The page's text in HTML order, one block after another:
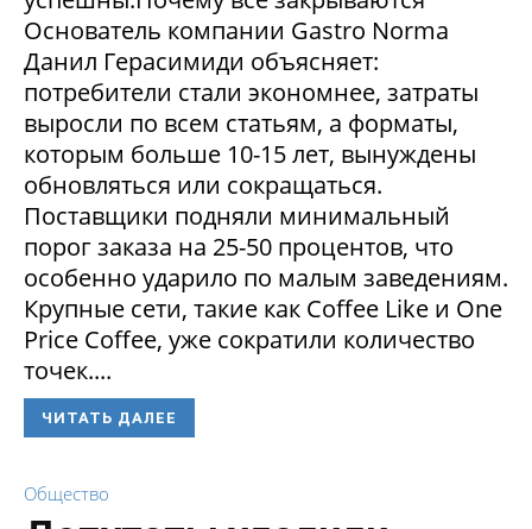
Основатель компании Gastro Norma
Данил Герасимиди объясняет:
потребители стали экономнее, затраты
выросли по всем статьям, а форматы,
которым больше 10-15 лет, вынуждены
обновляться или сокращаться.
Поставщики подняли минимальный
порог заказа на 25-50 процентов, что
особенно ударило по малым заведениям.
Крупные сети, такие как Coffee Like и One
Price Coffee, уже сократили количество
точек....
ЧИТАТЬ ДАЛЕЕ
Общество